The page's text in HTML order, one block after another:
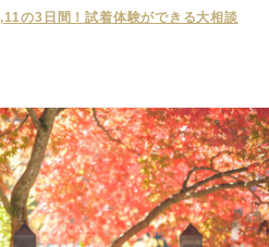
。鳥居をくぐると元伏見城の城門で
爛豪華な大唐門が目の前にそびえま
くゆったりとした特別な空間の中で
の3日間！試着体験ができる大相談